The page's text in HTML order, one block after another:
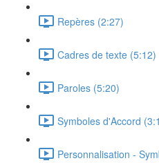
Repères (2:27)
Cadres de texte (5:12)
Paroles (5:20)
Symboles d'Accord
Personnalisation -